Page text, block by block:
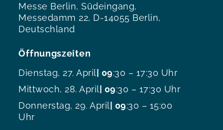
Messe Berlin, Südeingang,
Messedamm 22, D-14055 Berlin,
Deutschland
Öffnungszeiten
Dienstag, 27. April| 09:30 – 17:30 Uhr
Mittwoch, 28. April| 09:30 – 17:30 Uhr
Donnerstag, 29. April| 09:30 – 15:00
Uhr